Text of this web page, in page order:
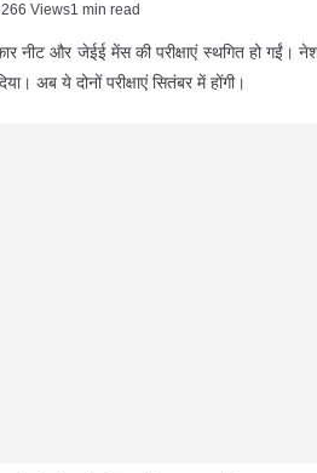
266 Views1 min read
नीट और जेईई मेंस की परीक्षाएं स्थगित हो गईं।
अब ये दोनों परीक्षाएं सितंबर में होंगी।